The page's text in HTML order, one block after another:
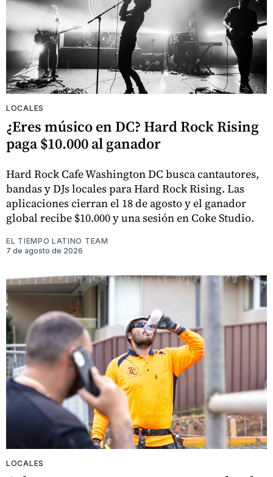
LOCALES
¿Eres músico en DC? Hard Rock Rising
paga $10.000 al ganador
Hard Rock Cafe Washington DC busca cantautores,
bandas y DJs locales para Hard Rock Rising. Las
aplicaciones cierran el 18 de agosto y el ganador
global recibe $10.000 y una sesión en Coke Studio.
EL TIEMPO LATINO TEAM
7 de agosto de 2026
LOCALES